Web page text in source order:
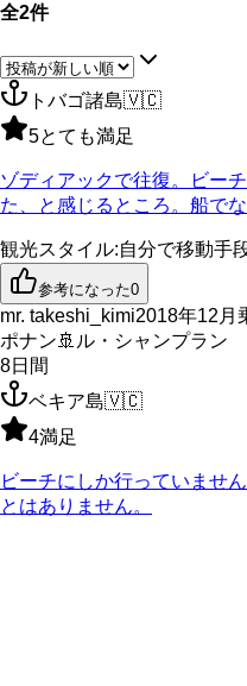
全2件
トバゴ諸島🇻🇨
5とても満足
ゾディアックで往復。ビー
た、と感じるところ。船で
観光スタイル:自分で移動手
参考になった0
mr. takeshi_kimi2018年12月
ポナン 🚢 ル・シャンプラン
8日間
ベキア島🇻🇨
4満足
ビーチにしか行っていませ
とはありません。